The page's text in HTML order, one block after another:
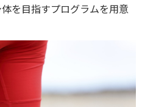
を目指すプログラムを用意